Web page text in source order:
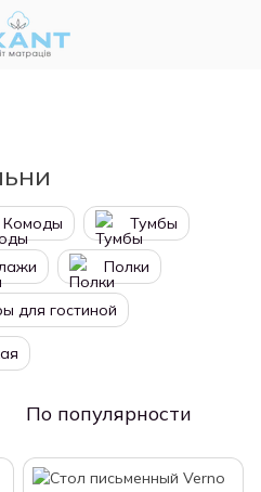
Комоды Тумбы
Полки
для гостиной
По популярности